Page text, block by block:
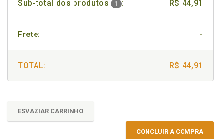
Sub-total dos produtos 1 : R$ 44,91
Frete: -
TOTAL: R$ 44,91
ESVAZIAR CARRINHO
CONCLUIR A COMPRA